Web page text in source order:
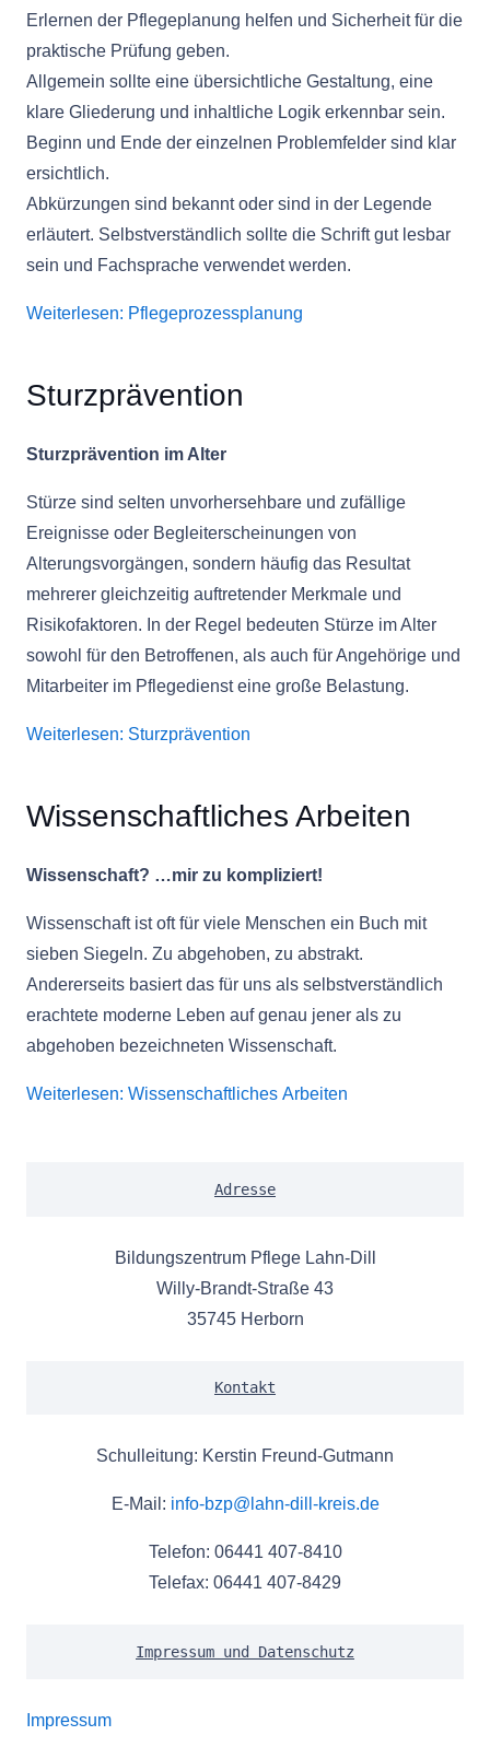
Erlernen der Pflegeplanung helfen und Sicherheit für die
praktische Prüfung geben.
Allgemein sollte eine übersichtliche Gestaltung, eine
klare Gliederung und inhaltliche Logik erkennbar sein.
Beginn und Ende der einzelnen Problemfelder sind klar
ersichtlich.
Abkürzungen sind bekannt oder sind in der Legende
erläutert. Selbstverständlich sollte die Schrift gut lesbar
sein und Fachsprache verwendet werden.
Weiterlesen: Pflegeprozessplanung
Sturzprävention
Sturzprävention im Alter
Stürze sind selten unvorhersehbare und zufällige
Ereignisse oder Begleiterscheinungen von
Alterungsvorgängen, sondern häufig das Resultat
mehrerer gleichzeitig auftretender Merkmale und
Risikofaktoren. In der Regel bedeuten Stürze im Alter
sowohl für den Betroffenen, als auch für Angehörige und
Mitarbeiter im Pflegedienst eine große Belastung.
Weiterlesen: Sturzprävention
Wissenschaftliches Arbeiten
Wissenschaft? …mir zu kompliziert!
Wissenschaft ist oft für viele Menschen ein Buch mit
sieben Siegeln. Zu abgehoben, zu abstrakt.
Andererseits basiert das für uns als selbstverständlich
erachtete moderne Leben auf genau jener als zu
abgehoben bezeichneten Wissenschaft.
Weiterlesen: Wissenschaftliches Arbeiten
Adresse
Bildungszentrum Pflege Lahn-Dill
Willy-Brandt-Straße 43
35745 Herborn
Kontakt
Schulleitung: Kerstin Freund-Gutmann
E-Mail: info-bzp@lahn-dill-kreis.de
Telefon: 06441 407-8410
Telefax: 06441 407-8429
Impressum und Datenschutz
Impressum